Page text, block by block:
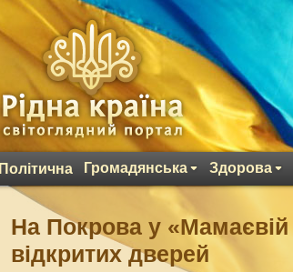
Політична Громадянська Здорова
На Покрова у
відкритих дверей